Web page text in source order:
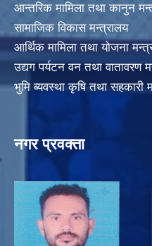
आन्तरिक मामिला तथा कानुन
सामाजिक विकास मन्त्रालय
आर्थिक मामिला तथा योजना
उद्यग पर्यटन वन तथा वातावरण
भुमि ब्यवस्था कृषि तथा सहकारी
नगर प्रवक्ता